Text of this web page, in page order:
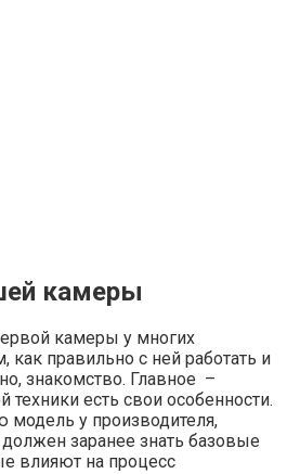
камеры
камеры у многих
как правильно с ней работать и
знакомство. Главное –
техники есть свои особенности.
модель у производителя,
заранее знать базовые
влияют на процесс